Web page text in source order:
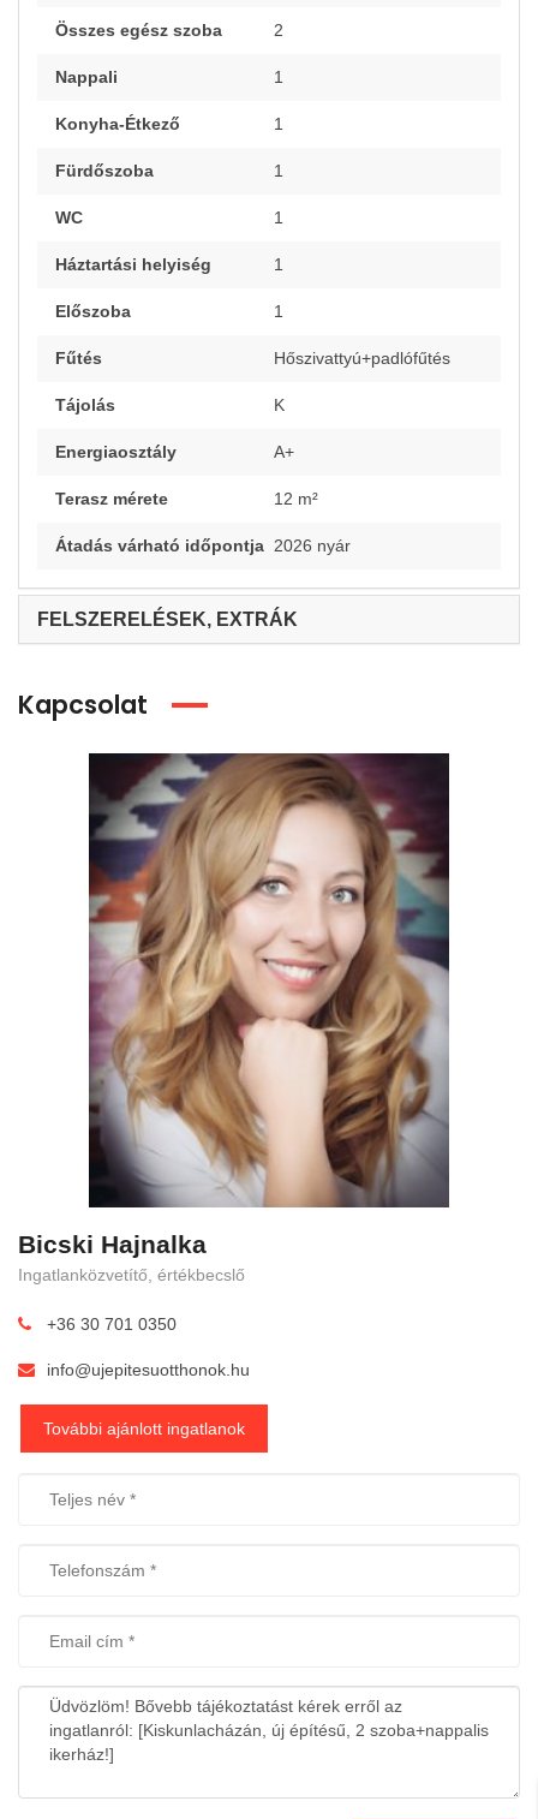
Összes egész szoba 2
Nappali 1
Konyha-Étkező 1
Fürdőszoba 1
WC 1
Háztartási helyiség 1
Előszoba 1
Fűtés Hőszivattyú+padlófűtés
Tájolás K
Energiaosztály A+
Terasz mérete 12 m²
Átadás várható időpontja 2026 nyár
FELSZERELÉSEK, EXTRÁK
Kapcsolat
Bicski Hajnalka
Ingatlanközvetítő, értékbecslő
+36 30 701 0350
info@ujepitesuotthonok.hu
További ajánlott ingatlanok